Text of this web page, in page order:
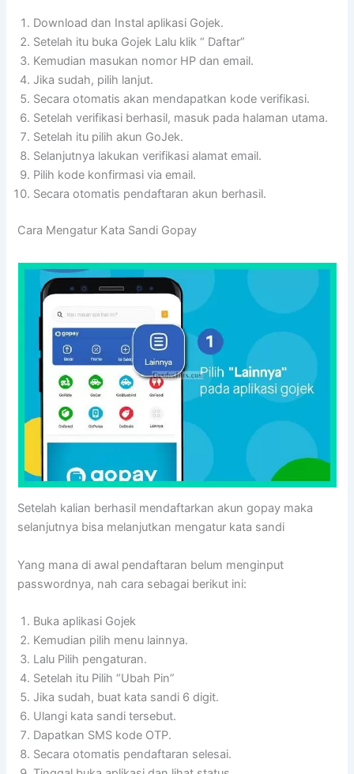
Download dan Instal aplikasi Gojek.
Setelah itu buka Gojek Lalu klik “ Daftar”
Kemudian masukan nomor HP dan email.
Jika sudah, pilih lanjut.
Secara otomatis akan mendapatkan kode verifikasi.
Setelah verifikasi berhasil, masuk pada halaman utama.
Setelah itu pilih akun GoJek.
Selanjutnya lakukan verifikasi alamat email.
Pilih kode konfirmasi via email.
Secara otomatis pendaftaran akun berhasil.
Cara Mengatur Kata Sandi Gopay
Setelah kalian berhasil mendaftarkan akun gopay maka
selanjutnya bisa melanjutkan mengatur kata sandi
Yang mana di awal pendaftaran belum menginput
passwordnya, nah cara sebagai berikut ini:
Buka aplikasi Gojek
Kemudian pilih menu lainnya.
Lalu Pilih pengaturan.
Setelah itu Pilih “Ubah Pin”
Jika sudah, buat kata sandi 6 digit.
Ulangi kata sandi tersebut.
Dapatkan SMS kode OTP.
Secara otomatis pendaftaran selesai.